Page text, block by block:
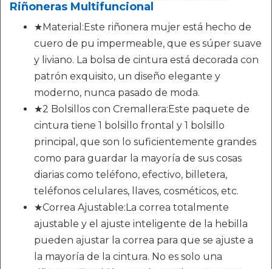
Riñoneras Multifuncional
★Material:Este riñonera mujer está hecho de
cuero de pu impermeable, que es súper suave
y liviano. La bolsa de cintura está decorada con
patrón exquisito, un diseño elegante y
moderno, nunca pasado de moda.
★2 Bolsillos con Cremallera:Este paquete de
cintura tiene 1 bolsillo frontal y 1 bolsillo
principal, que son lo suficientemente grandes
como para guardar la mayoría de sus cosas
diarias como teléfono, efectivo, billetera,
teléfonos celulares, llaves, cosméticos, etc.
★Correa Ajustable:La correa totalmente
ajustable y el ajuste inteligente de la hebilla
pueden ajustar la correa para que se ajuste a
la mayoría de la cintura. No es solo una